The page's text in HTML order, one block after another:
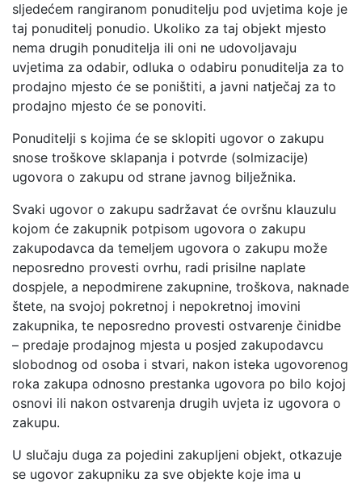
sljedećem rangiranom ponuditelju pod uvjetima koje je
taj ponuditelj ponudio. Ukoliko za taj objekt mjesto
nema drugih ponuditelja ili oni ne udovoljavaju
uvjetima za odabir, odluka o odabiru ponuditelja za to
prodajno mjesto će se poništiti, a javni natječaj za to
prodajno mjesto će se ponoviti.
Ponuditelji s kojima će se sklopiti ugovor o zakupu
snose troškove sklapanja i potvrde (solmizacije)
ugovora o zakupu od strane javnog bilježnika.
Svaki ugovor o zakupu sadržavat će ovršnu klauzulu
kojom će zakupnik potpisom ugovora o zakupu
zakupodavca da temeljem ugovora o zakupu može
neposredno provesti ovrhu, radi prisilne naplate
dospjele, a nepodmirene zakupnine, troškova, naknade
štete, na svojoj pokretnoj i nepokretnoj imovini
zakupnika, te neposredno provesti ostvarenje činidbe
– predaje prodajnog mjesta u posjed zakupodavcu
slobodnog od osoba i stvari, nakon isteka ugovorenog
roka zakupa odnosno prestanka ugovora po bilo kojoj
osnovi ili nakon ostvarenja drugih uvjeta iz ugovora o
zakupu.
U slučaju duga za pojedini zakupljeni objekt, otkazuje
se ugovor zakupniku za sve objekte koje ima u